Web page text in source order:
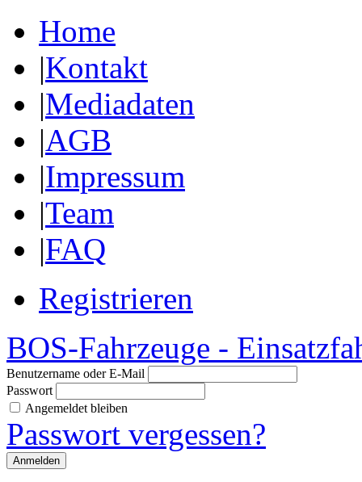
Home
|Kontakt
|Mediadaten
|AGB
|Impressum
|Team
|FAQ
Registrieren
BOS-Fahrzeuge -
Benutzername oder E-Mail
Passwort
Angemeldet bleiben
Passwort vergessen?